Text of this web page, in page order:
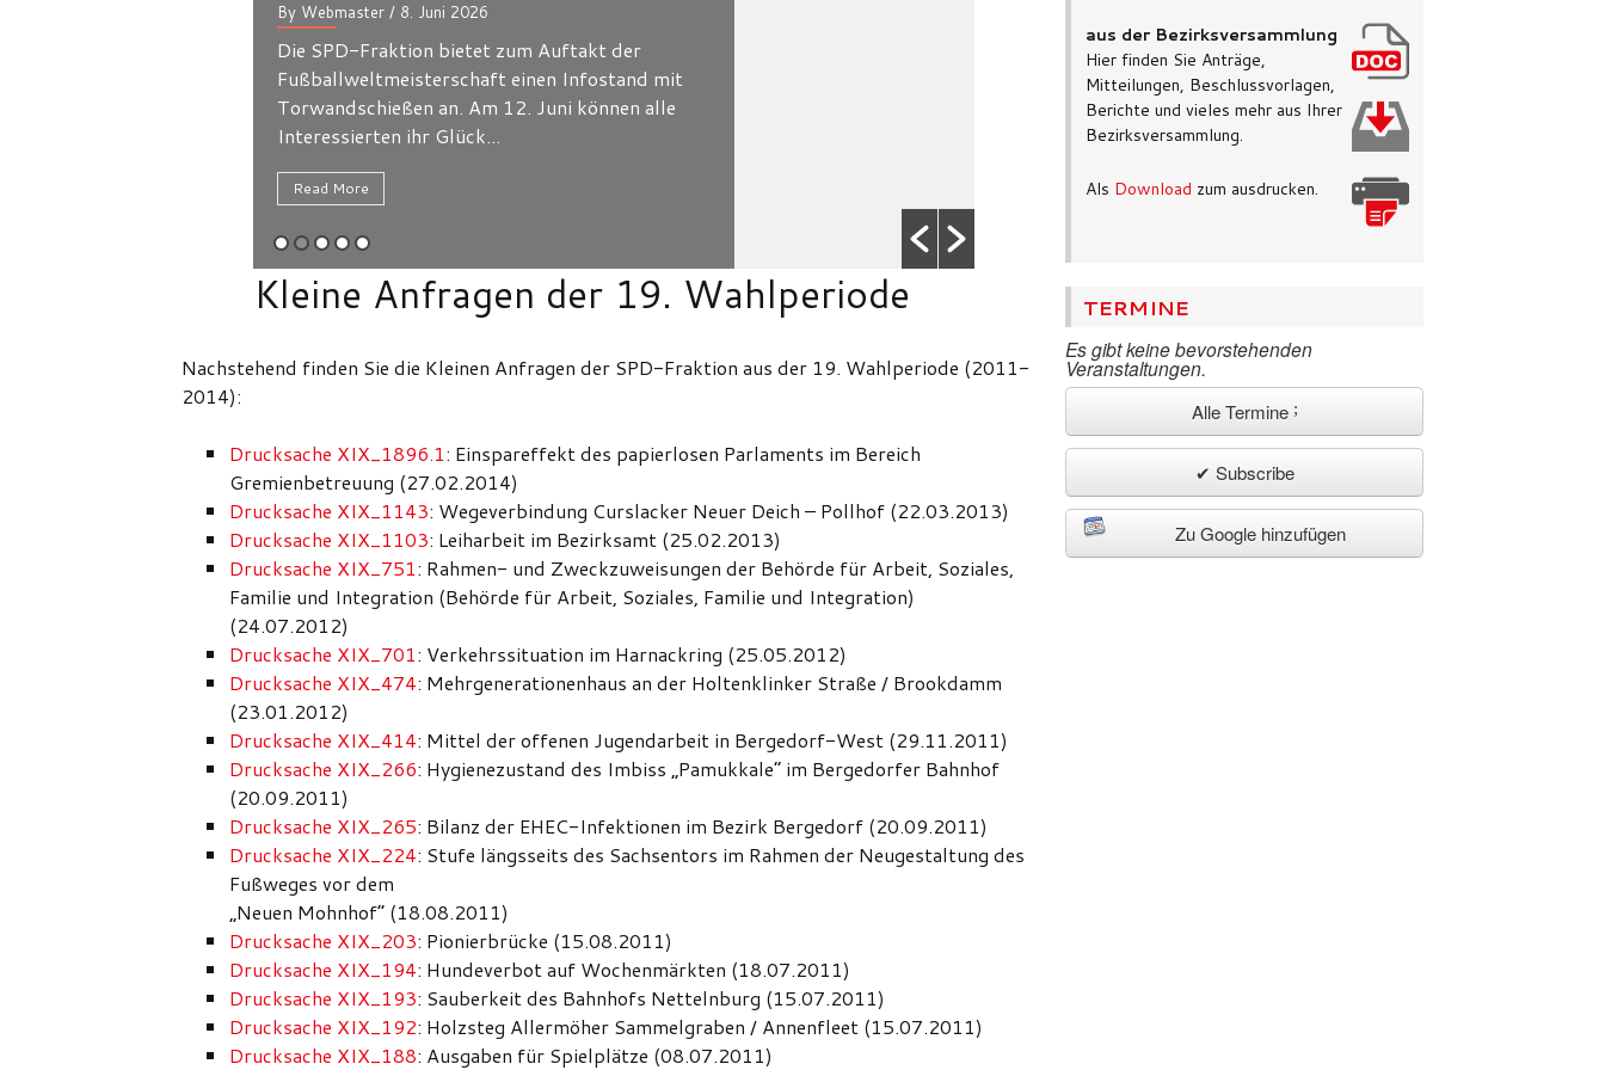
Die SPD-Fraktion hat in der
Bezirksversammlungssitzung am 28. Mai zwei
Anträge gestellt, um die Wochenmärkte in
Die Bezirksversammlung Bergedorf hat in
Sitzung am 26. März auf Antrag der SPD-
Fraktion jeweils einstimmig beschlossen,
Einrichtung von...
Read More
Kleine Anfragen der 19. Wahlperiode
Nachstehend finden Sie die Kleinen Anfragen der SPD-Fraktion aus der 19. Wahlperiode (2011-
2014):
Drucksache XIX_1896.1: Einspareffekt des papierlosen Parlaments im Bereich
Gremienbetreuung (27.02.2014)
Drucksache XIX_1143: Wegeverbindung Curslacker Neuer Deich – Pollhof (22.03.2013)
Drucksache XIX_1103: Leiharbeit im Bezirksamt (25.02.2013)
Drucksache XIX_751: Rahmen- und Zweckzuweisungen der Behörde für Arbeit, Soziales,
Familie und Integration (Behörde für Arbeit, Soziales, Familie und Integration)
(24.07.2012)
Drucksache XIX_701: Verkehrssituation im Harnackring (25.05.2012)
Drucksache XIX_474: Mehrgenerationenhaus an der Holtenklinker Straße / Brookdamm
(23.01.2012)
Drucksache XIX_414: Mittel der offenen Jugendarbeit in Bergedorf-West (29.11.2011)
Drucksache XIX_266: Hygienezustand des Imbiss „Pamukkale“ im Bergedorfer Bahnhof
(20.09.2011)
Drucksache XIX_265: Bilanz der EHEC-Infektionen im Bezirk Bergedorf (20.09.2011)
Drucksache XIX_224: Stufe längsseits des Sachsentors im Rahmen der Neugestaltung des
Fußweges vor dem
„Neuen Mohnhof“ (18.08.2011)
Drucksache XIX_203: Pionierbrücke (15.08.2011)
Drucksache XIX_194: Hundeverbot auf Wochenmärkten (18.07.2011)
Drucksache XIX_193: Sauberkeit des Bahnhofs Nettelnburg (15.07.2011)
Drucksache XIX_192: Holzsteg Allermöher Sammelgraben / Annenfleet (15.07.2011)
Drucksache XIX_188: Ausgaben für Spielplätze (08.07.2011)
aus der Bezirksversammlung
Hier finden Sie Anträge,
Mitteilungen, Beschlussvorlagen,
Berichte und vieles mehr aus Ihrer
Bezirksversammlung.
Als Download zum ausdrucken.
TERMINE
Es gibt keine bevorstehenden
Veranstaltungen.
Alle Termine
✔ Subscribe
Zu Google hinzufügen